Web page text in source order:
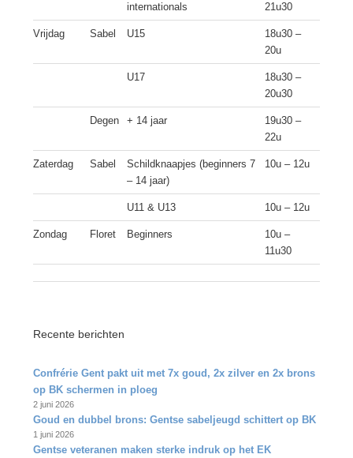
internationals
21u30
Vrijdag Sabel U15
18u30 –
20u
U17
18u30 –
20u30
Degen + 14 jaar
19u30 –
22u
Zaterdag Sabel
Schildknaapjes (beginners 7
– 14 jaar)
10u – 12u
U11 & U13 10u – 12u
Zondag Floret Beginners
10u –
11u30
Recente berichten
Confrérie Gent pakt uit met 7x goud, 2x zilver en 2x brons
op BK schermen in ploeg
2 juni 2026
Goud en dubbel brons: Gentse sabeljeugd schittert op BK
1 juni 2026
Gentse veteranen maken sterke indruk op het EK